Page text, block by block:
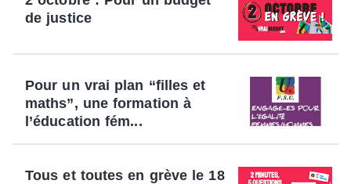
de justice
Pour un vrai plan “filles et
maths”, une formation à
l’éducation fém...
Tous et toutes en grève le 18